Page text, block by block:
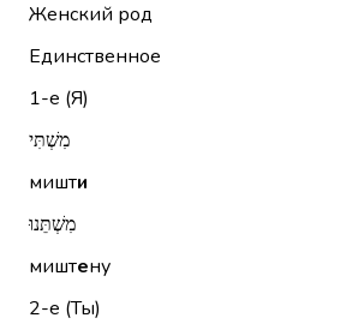
Женский род
Единственное
1-е (Я)
מִשְׁתִּי
мишти
מִשְׁתֵּנוּ
миштену
2-е (Ты)